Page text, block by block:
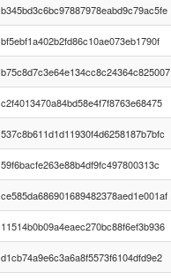
b345bd3c6bc97887978eabd9c79ac5fe
bf5ebf1a402b2fd86c10ae073eb1790f
b75c8d7c3e64e134cc8c24364c825007
c2f4013470a84bd58e4f7f8763e68475
537c8b611d1d11930f4d6258187b7bfc
59f6bacfe263e88b4df9fc497800313c
ce585da686901689482378aed1e001af
11514b0b09a4eaec270bc88f6ef3b936
d1cb74a9e6c3a6a8f5573f6104dfd9e2